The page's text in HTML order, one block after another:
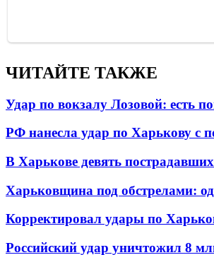
ЧИТАЙТЕ ТАКЖЕ
Удар по вокзалу Лозовой: есть
РФ нанесла удар по Харькову с
В Харькове девять
Харьковщина под обстрелами:
Корректировал удары по
Российский удар уничтожил 8